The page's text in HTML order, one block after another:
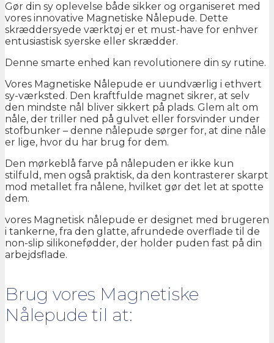
Gør din sy oplevelse både sikker og organiseret med
vores innovative Magnetiske Nålepude. Dette
skræddersyede værktøj er et must-have for enhver
entusiastisk syerske eller skrædder.
Denne smarte enhed kan revolutionere din sy rutine.
Vores Magnetiske Nålepude er uundværlig i ethvert
sy-værksted. Den kraftfulde magnet sikrer, at selv
den mindste nål bliver sikkert på plads. Glem alt om
nåle, der triller ned på gulvet eller forsvinder under
stofbunker – denne nålepude sørger for, at dine nåle
er lige, hvor du har brug for dem.
Den mørkeblå farve på nålepuden er ikke kun
stilfuld, men også praktisk, da den kontrasterer skarpt
mod metallet fra nålene, hvilket gør det let at spotte
dem.
vores Magnetisk nålepude er designet med brugeren
i tankerne, fra den glatte, afrundede overflade til de
non-slip silikonefødder, der holder puden fast på din
arbejdsflade.
Brug vores Magnetiske
Nålepude til at: